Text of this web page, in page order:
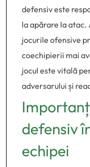
defensiv este
la apărare la
jocurile ofensive
coechipierii mai
jocul este vitală
adversarului și
defensiv
echipei